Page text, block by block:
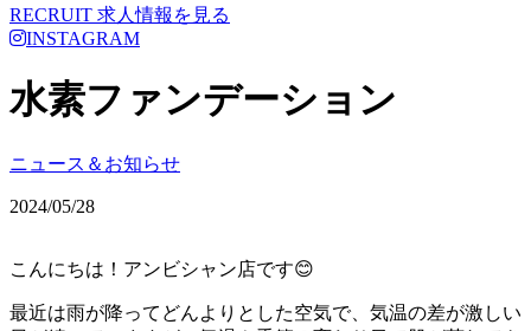
RECRUIT 求人情報を見る
INSTAGRAM
水素ファンデーション
ニュース＆お知らせ
2024/05/28
こんにちは！アンビシャン店です😊
最近は雨が降ってどんよりとした空気で、気温の差が激しい